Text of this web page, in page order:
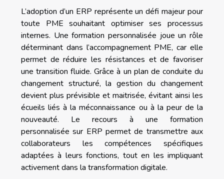
L’adoption d’un ERP représente un défi majeur pour
toute PME souhaitant optimiser ses processus
internes. Une formation personnalisée joue un rôle
déterminant dans l’accompagnement PME, car elle
permet de réduire les résistances et de favoriser
une transition fluide. Grâce à un plan de conduite du
changement structuré, la gestion du changement
devient plus prévisible et maitrisée, évitant ainsi les
écueils liés à la méconnaissance ou à la peur de la
nouveauté. Le recours à une formation
personnalisée sur ERP permet de transmettre aux
collaborateurs les compétences spécifiques
adaptées à leurs fonctions, tout en les impliquant
activement dans la transformation digitale.